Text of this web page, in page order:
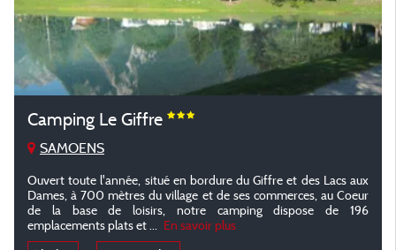
Camping Le Giffre
SAMOENS
Ouvert toute l'année, situé en bordure du Giffre et des Lacs aux
Dames, à 700 mètres du village et de ses commerces, au Coeur
de la base de loisirs, notre camping dispose de 196
emplacements plats et ...
En savoir plus